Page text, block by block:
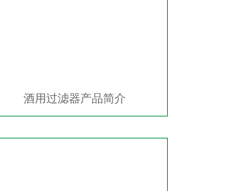
酒用过滤器产品简介